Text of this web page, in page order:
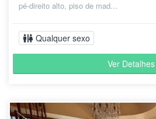
pé-direito alto, piso de mad...
Qualquer sexo
Ver Detalhes